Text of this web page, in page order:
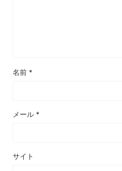
名前 *
メール *
サイト